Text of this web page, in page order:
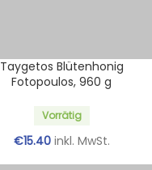
Taygetos Blütenhonig
Fotopoulos, 960 g
Vorrätig
€15.40 inkl. MwSt.